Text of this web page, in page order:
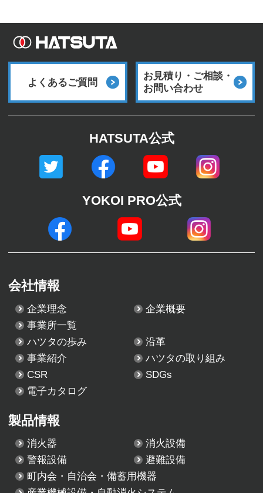
よくあるご質問
お見積り・ご相談・
お問い合わせ
HATSUTA公式
YOKOI PRO公式
会社情報
企業理念
企業概要
事業所一覧
ハツタの歩み
沿革
事業紹介
ハツタの取り組み
CSR
SDGs
電子カタログ
製品情報
消火器
消火設備
警報設備
避難設備
町内会・自治会・備蓄用機器